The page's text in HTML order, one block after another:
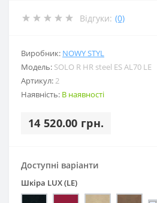
Відгуки: (0)
Виробник: NOWY STYL
Модель: SOLO R HR steel ES AL70 LE
Артикул:2
Наявність: В наявності
14 520.00 грн.
Доступні варіанти
Шкіра LUX (LE)